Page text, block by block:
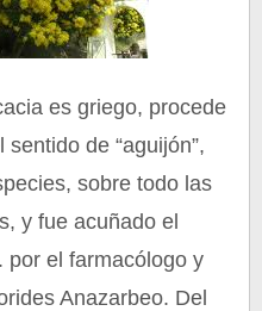
es griego, procede
sentido de “aguijón”,
sobre todo las
y fue acuñado el
por el farmacólogo y
Anazarbeo. Del